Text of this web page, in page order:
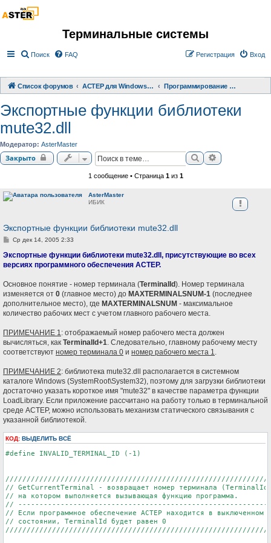
Терминальные системы
Поиск FAQ Вход
Регистрация
Список форумов АСТЕР для Windows 2000/XP/ 7/ 8/ 10 Программирование терминальных систем
Экспортные функции библиотеки
mute32.dll
Модератор: AsterMaster
Закрыто ПоискРасширенный
1 сообщение • Страница 1из 1
AsterMaster
ИБИК
Экспортные функции библиотеки mute32.dll
С
о
щ
н
е
Ср дек 14, 2005 2:33
Экспортные функции библиотеки mute32.dll, присутствующие во всех
версиях программного обеспечения АСТЕР.
Основное понятие - номер терминала (TerminalId). Номер терминала
изменяется от 0 (главное место) до MAXTERMINALSNUM-1 (последнее
дополнительное место), где MAXTERMINALSNUM - максимальное
количество рабочих мест с учетом главного рабочего места.
ПРИМЕЧАНИЕ 1 : отображаемый номер рабочего места должен
вычисляться, как TerminalId+1 . Следовательно, главному рабочему месту
соответствуют номер терминала 0 и номер рабочего места 1
ПРИМЕЧАНИЕ 2: библиотека mute32.dll располагается в системном
каталоге Windows (SystemRoot\System32), поэтому для загрузки библиотеки
достаточно указать короткое имя "mute32" в качестве параметра функции
LoadLibrary. Если приложение рассчитано на работу только в терминальной
среде АСТЕР, можно использовать механизм статического связывания с
указанной библиотекой.
КОД: ВЫДЕЛИТЬ ВСЁ
#define INVALID_TERMINAL_ID (-1)
// GetCurrentTerminal - возвращает номер терминала
// на котором выполняется вызывающая функцию программа.
//
// Если программное обеспечение АСТЕР находится в выключенном
// состоянии, TerminalId будет равен 0